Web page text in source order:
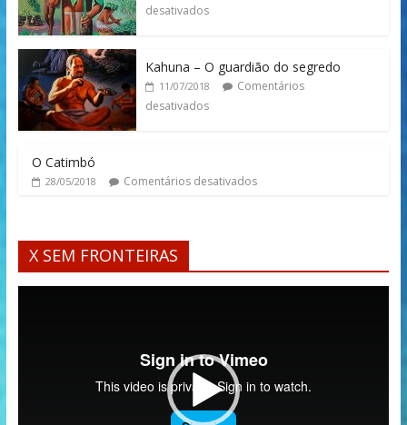
desativados
Kahuna – O guardião do segredo
11/07/2018
Comentários
desativados
O Catimbó
28/05/2018 Comentários desativados
X SEM FRONTEIRAS